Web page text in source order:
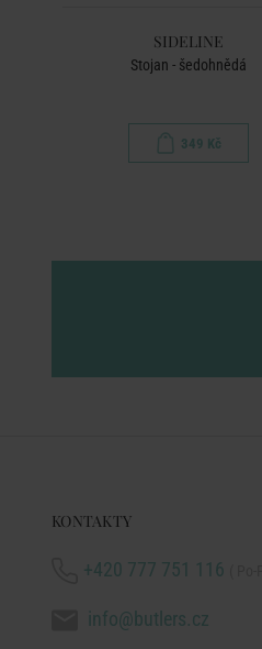
SIDELINE
Stojan - šedohnědá
349 Kč
KONTAKTY
+420 777 751 116
info@butlers.cz